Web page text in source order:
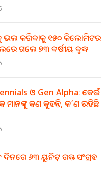
ଭଲ କରିବାକୁ ୧୫୦ କିଲୋମିଟର
ଗଲେ ୭୩ ବର୍ଷୀୟ ବୃଦ୍ଧ
ଓ Gen Alpha: କେଉଁ
କଣ କୁହନ୍ତି, କ’ଣ ରହିଛି
ଦିନରେ ୬୩ ୟୁନିଟ୍ ରକ୍ତ ସଂଗ୍ରହ